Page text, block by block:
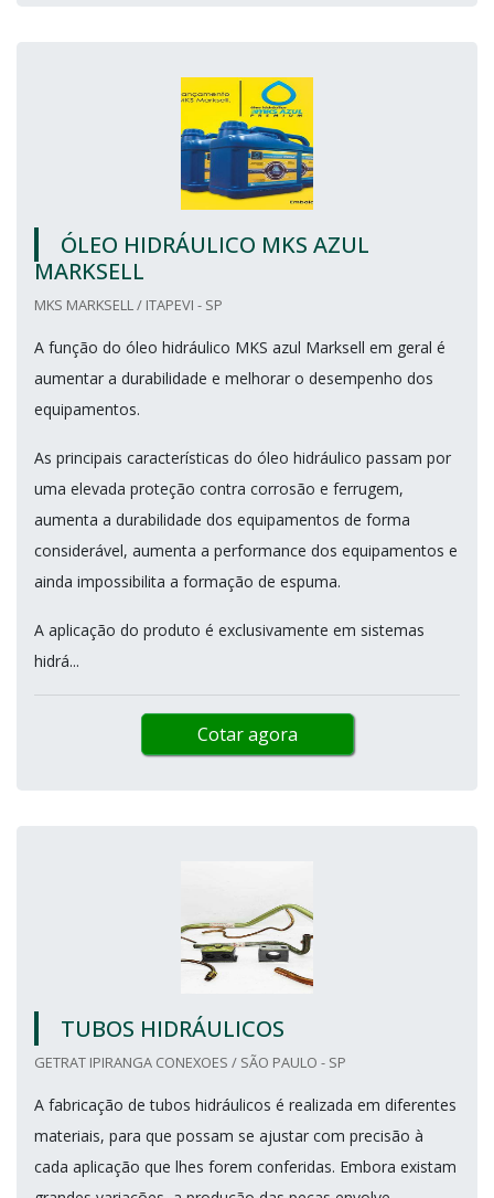
ÓLEO HIDRÁULICO MKS AZUL
MARKSELL
MKS MARKSELL / ITAPEVI - SP
A função do óleo hidráulico MKS azul Marksell em geral é
aumentar a durabilidade e melhorar o desempenho dos
equipamentos.
As principais características do óleo hidráulico passam por
uma elevada proteção contra corrosão e ferrugem,
aumenta a durabilidade dos equipamentos de forma
considerável, aumenta a performance dos equipamentos e
ainda impossibilita a formação de espuma.
A aplicação do produto é exclusivamente em sistemas
hidrá...
Cotar agora
TUBOS HIDRÁULICOS
GETRAT IPIRANGA CONEXOES / SÃO PAULO - SP
A fabricação de tubos hidráulicos é realizada em diferentes
materiais, para que possam se ajustar com precisão à
cada aplicação que lhes forem conferidas. Embora existam